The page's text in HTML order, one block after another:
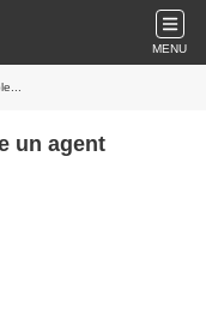
MENU
un agent